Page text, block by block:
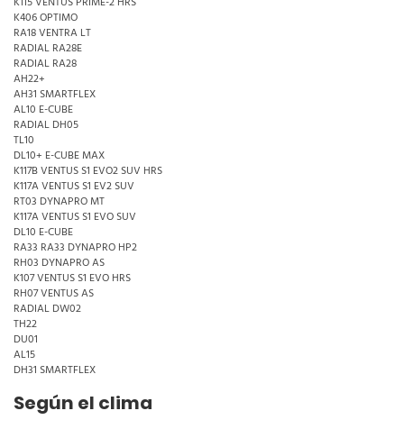
K406 OPTIMO
RA18 VENTRA LT
RADIAL RA28E
RADIAL RA28
AH22+
AH31 SMARTFLEX
AL10 E-CUBE
RADIAL DH05
TL10
DL10+ E-CUBE MAX
K117B VENTUS S1 EVO2 SUV HRS
K117A VENTUS S1 EV2 SUV
RT03 DYNAPRO MT
K117A VENTUS S1 EVO SUV
DL10 E-CUBE
RA33 RA33 DYNAPRO HP2
RH03 DYNAPRO AS
K107 VENTUS S1 EVO HRS
RH07 VENTUS AS
RADIAL DW02
TH22
DU01
AL15
DH31 SMARTFLEX
Según el clima